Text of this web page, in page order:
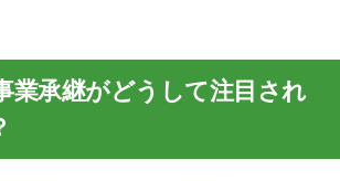
業承継がどうして注目され